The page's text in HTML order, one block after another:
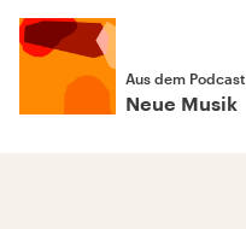
Aus dem Podcast
Neue Musik